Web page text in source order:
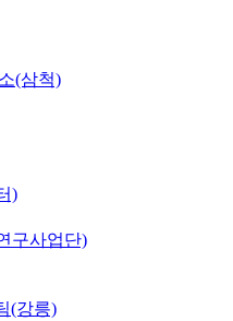
(삼척)
)
구사업단)
(강릉)